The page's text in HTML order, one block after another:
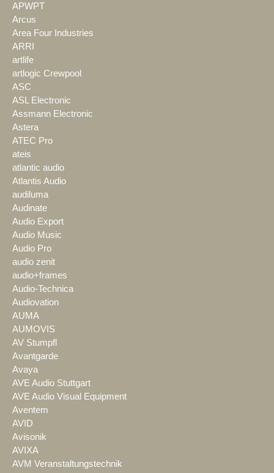
APWPT
Arcus
Area Four Industries
ARRI
artlife
artlogic Crewpool
ASC
ASL Electronic
Assmann Electronic
Astera
ATEC Pro
ateis
atlantic audio
Atlantis Audio
audiluma
Audinate
Audio Export
Audio Music
Audio Pro
audio zenit
audio+frames
Audio-Technica
Audiovation
AUMA
AUMOVIS
AV Stumpfl
Avantgarde
Avaya
AVE Audio Stuttgart
AVE Audio Visual Equipment
Aventem
AVID
Avisonik
AVIXA
AVM Veranstaltungstechnik